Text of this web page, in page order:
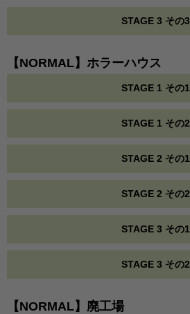
STAGE 3 その3
【NORMAL】ホラーハウス
STAGE 1 その1
STAGE 1 その2
STAGE 2 その1
STAGE 2 その2
STAGE 3 その1
STAGE 3 その2
【NORMAL】廃工場